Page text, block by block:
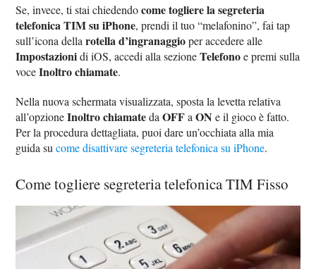
Se, invece, ti stai chiedendocome togliere la segreteria
telefonica TIM su iPhone, prendi il tuo “melafonino”, fai tap
sull’icona dellarotella d’ingranaggioper accedere alle
Impostazionidi iOS, accedi alla sezioneTelefonoe premi sulla
voceInoltro chiamate.
Nella nuova schermata visualizzata, sposta la levetta relativa
all’opzioneInoltro chiamatedaOFFaON e il gioco è fatto.
Per la procedura dettagliata, puoi dare un’occhiata alla mia
guida sucome disattivare segreteria telefonica su iPhone.
Come togliere segreteria telefonica TIM Fisso